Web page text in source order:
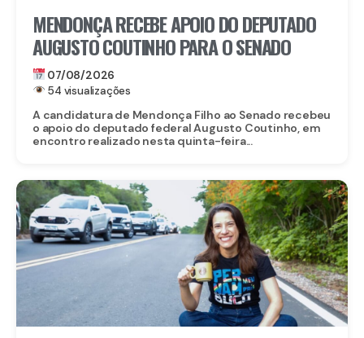
MENDONÇA RECEBE APOIO DO DEPUTADO
AUGUSTO COUTINHO PARA O SENADO
07/08/2026
54 visualizações
A candidatura de Mendonça Filho ao Senado recebeu
o apoio do deputado federal Augusto Coutinho, em
encontro realizado nesta quinta-feira...